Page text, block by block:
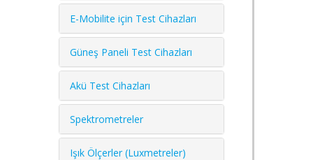
E-Mobilite için Test Cihazları
Güneş Paneli Test Cihazları
Akü Test Cihazları
Spektrometreler
Işık Ölçerler (Luxmetreler)